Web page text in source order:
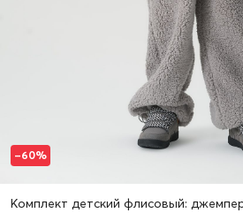
Комплект детский флисовый:
–60%